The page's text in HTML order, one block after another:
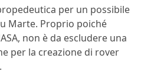
per un possibile
Marte. Proprio poiché
non è da escludere una
per la creazione di rover